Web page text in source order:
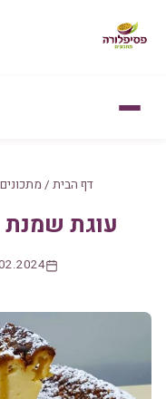
דף הבית / מתכונים
עוגת שמנת